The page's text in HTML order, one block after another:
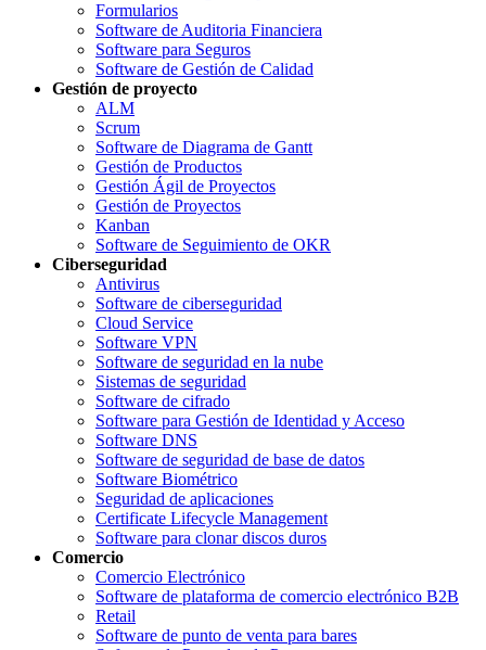
Formularios
Software de Auditoria Financiera
Software para Seguros
Software de Gestión de Calidad
Gestión de proyecto
ALM
Scrum
Software de Diagrama de Gantt
Gestión de Productos
Gestión Ágil de Proyectos
Gestión de Proyectos
Kanban
Software de Seguimiento de OKR
Ciberseguridad
Antivirus
Software de ciberseguridad
Cloud Service
Software VPN
Software de seguridad en la nube
Sistemas de seguridad
Software de cifrado
Software para Gestión de Identidad y Acceso
Software DNS
Software de seguridad de base de datos
Software Biométrico
Seguridad de aplicaciones
Certificate Lifecycle Management
Software para clonar discos duros
Comercio
Comercio Electrónico
Software de plataforma de comercio electrónico B2B
Retail
Software de punto de venta para bares